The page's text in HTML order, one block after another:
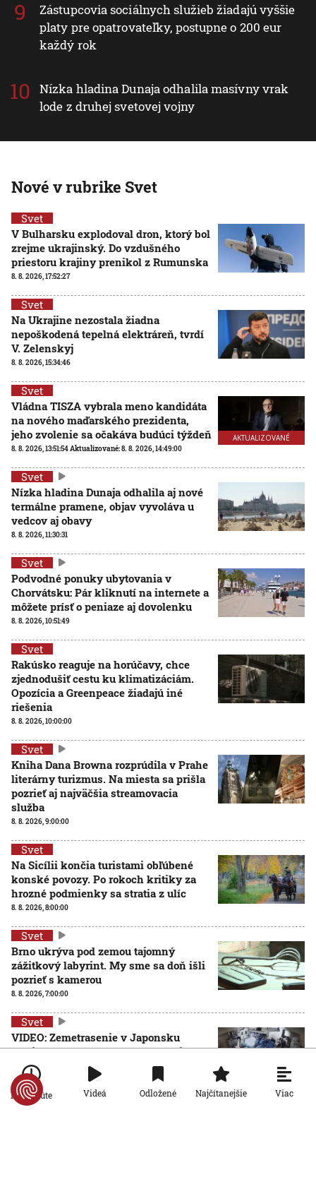
Zástupcovia sociálnych služieb žiadajú vyššie
platy pre opatrovateľky, postupne o 200 eur
každý rok
Nízka hladina Dunaja odhalila masívny vrak
lode z druhej svetovej vojny
Nové v rubrike Svet
Svet
V Bulharsku explodoval dron, ktorý bol
zrejme ukrajinský. Do vzdušného
priestoru krajiny prenikol z Rumunska
8. 8. 2026, 17:52:27
Svet
Na Ukrajine nezostala žiadna
nepoškodená tepelná elektráreň, tvrdí
V. Zelenskyj
8. 8. 2026, 15:34:46
AKTUALIZOVANÉ
Svet
Vládna TISZA vybrala meno kandidáta
na nového maďarského prezidenta,
jeho zvolenie sa očakáva budúci týždeň
8. 8. 2026, 13:51:54Aktualizované:8. 8. 2026, 14:49:00
Svet
Nízka hladina Dunaja odhalila aj nové
termálne pramene, objav vyvoláva u
vedcov aj obavy
8. 8. 2026, 11:30:31
Svet
Podvodné ponuky ubytovania v
Chorvátsku: Pár kliknutí na internete a
môžete prísť o peniaze aj dovolenku
8. 8. 2026, 10:51:49
Svet
Rakúsko reaguje na horúčavy, chce
zjednodušiť cestu ku klimatizáciám.
Opozícia a Greenpeace žiadajú iné
riešenia
8. 8. 2026, 10:00:00
Svet
Kniha Dana Browna rozprúdila v Prahe
literárny turizmus. Na miesta sa prišla
pozrieť aj najväčšia streamovacia
služba
8. 8. 2026, 9:00:00
Svet
Na Sicílii končia turistami obľúbené
konské povozy. Po rokoch kritiky za
hrozné podmienky sa stratia z ulíc
8. 8. 2026, 8:00:00
Svet
Brno ukrýva pod zemou tajomný
zážitkový labyrint. My sme sa doň išli
pozrieť s kamerou
8. 8. 2026, 7:00:00
Svet
VIDEO: Zemetrasenie v Japonsku
zastihlo lekárov uprostred operácie,
pacienta chránili vlastnými telami
7. 8. 2026, 15:01:59
Po minúte Videá Odložené Najčítanejšie Viac